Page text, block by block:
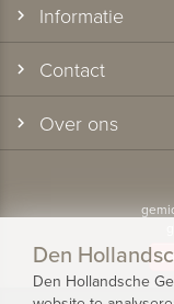
Informatie
Contact
Over ons
Den
Den Hollandsche